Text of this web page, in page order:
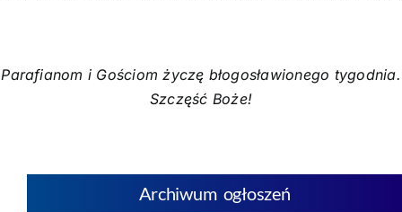
Parafianom i Gościom życzę błogosławionego tygodnia.
Szczęść Boże!
Archiwum ogłoszeń